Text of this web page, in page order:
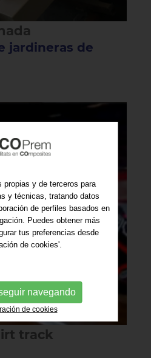
jardineras de
track
propias y de terceros para
y técnicas, tratando datos
de perfiles basados en
Puedes obtener más
tus preferencias desde
de cookies'.
navegando
de cookies